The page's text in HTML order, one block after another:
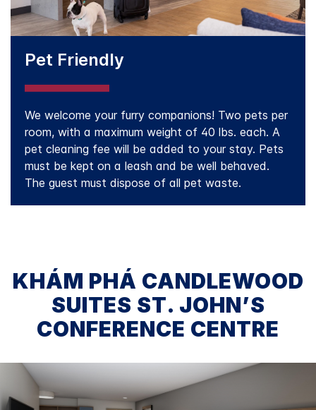
Pet Friendly
We welcome your furry companions! Two pets per
room, with a maximum weight of 40 lbs. each. A
pet cleaning fee will be added to your stay. Pets
must be kept on a leash and be well behaved.
The guest must dispose of all pet waste.
KHÁM PHÁ CANDLEWOOD
SUITES ST. JOHN’S
CONFERENCE CENTRE